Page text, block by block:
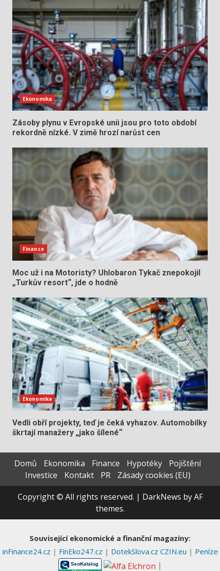
Ekonomika
Zásoby plynu v Evropské unii jsou pro toto období
rekordně nízké. V zimě hrozí narůst cen
Finance
Moc už i na Motoristy? Uhlobaron Tykač znepokojil
„Turkův resort“, jde o hodně
Ekonomika
Vedli obří projekty, teď je čeká vyhazov. Automobilky
škrtají manažery „jako šílené“
Domů Ekonomika Finance Hypotéky
Pojištění
Investice
Kontakt PR
Zásady cookies (EU)
Copyright © All rights reserved. | DarkNews by AF
themes.
Související ekonomické a finanční magazíny:
inFinance24.cz | FinEko247.cz | DotekSlova.cz CZIN.eu | Peníze
|